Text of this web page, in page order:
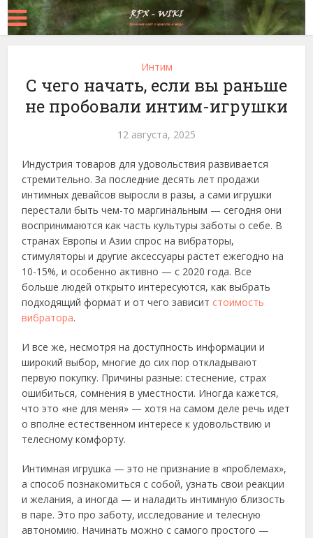
Интим
С чего начать, если вы раньше
не пробовали интим-игрушки
12 августа, 2025
Индустрия товаров для удовольствия развивается
стремительно. За последние десять лет продажи
интимных девайсов выросли в разы, а сами игрушки
перестали быть чем-то маргинальным — сегодня они
воспринимаются как часть культуры заботы о себе. В
странах Европы и Азии спрос на вибраторы,
стимуляторы и другие аксессуары растет ежегодно на
10-15%, и особенно активно — с 2020 года. Все
больше людей открыто интересуются, как выбрать
подходящий формат и от чего зависит стоимость
вибратора.
И все же, несмотря на доступность информации и
широкий выбор, многие до сих пор откладывают
первую покупку. Причины разные: стеснение, страх
ошибиться, сомнения в уместности. Иногда кажется,
что это «не для меня» — хотя на самом деле речь идет
о вполне естественном интересе к удовольствию и
телесному комфорту.
Интимная игрушка — это не признание в «проблемах»,
а способ познакомиться с собой, узнать свои реакции
и желания, а иногда — и наладить интимную близость
в паре. Это про заботу, исследование и телесную
автономию. Начинать можно с самого простого —